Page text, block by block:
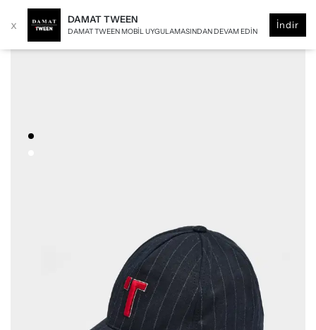
x DAMAT TWEEN
DAMAT TWEEN MOBIL UYGULAMASINDAN DEVAM EDIN
İndir